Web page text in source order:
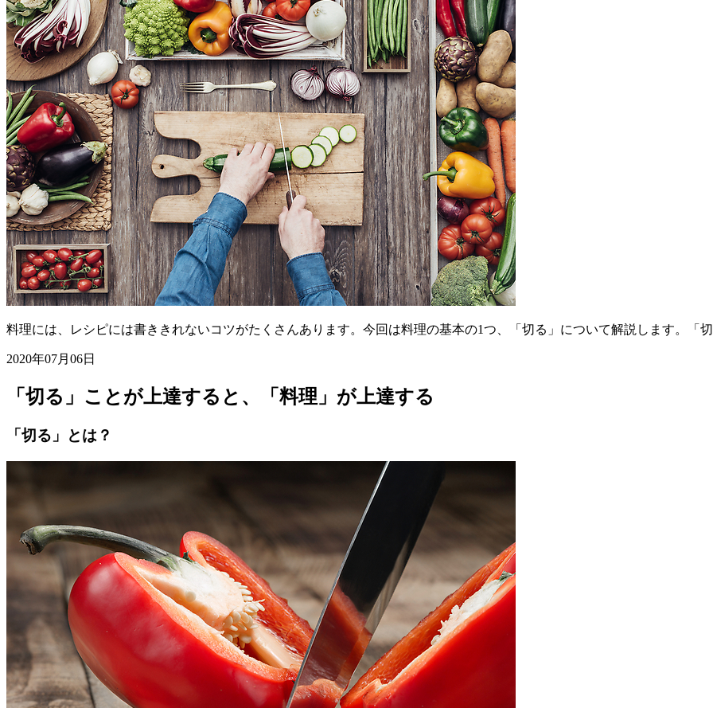
料理には、レシピには書ききれないコツがたくさんあります。今回は料理の基本の1つ、「切る」について解説します。「
2020年07月06日
「切る」ことが上達すると、「料理」が上達する
「切る」とは？